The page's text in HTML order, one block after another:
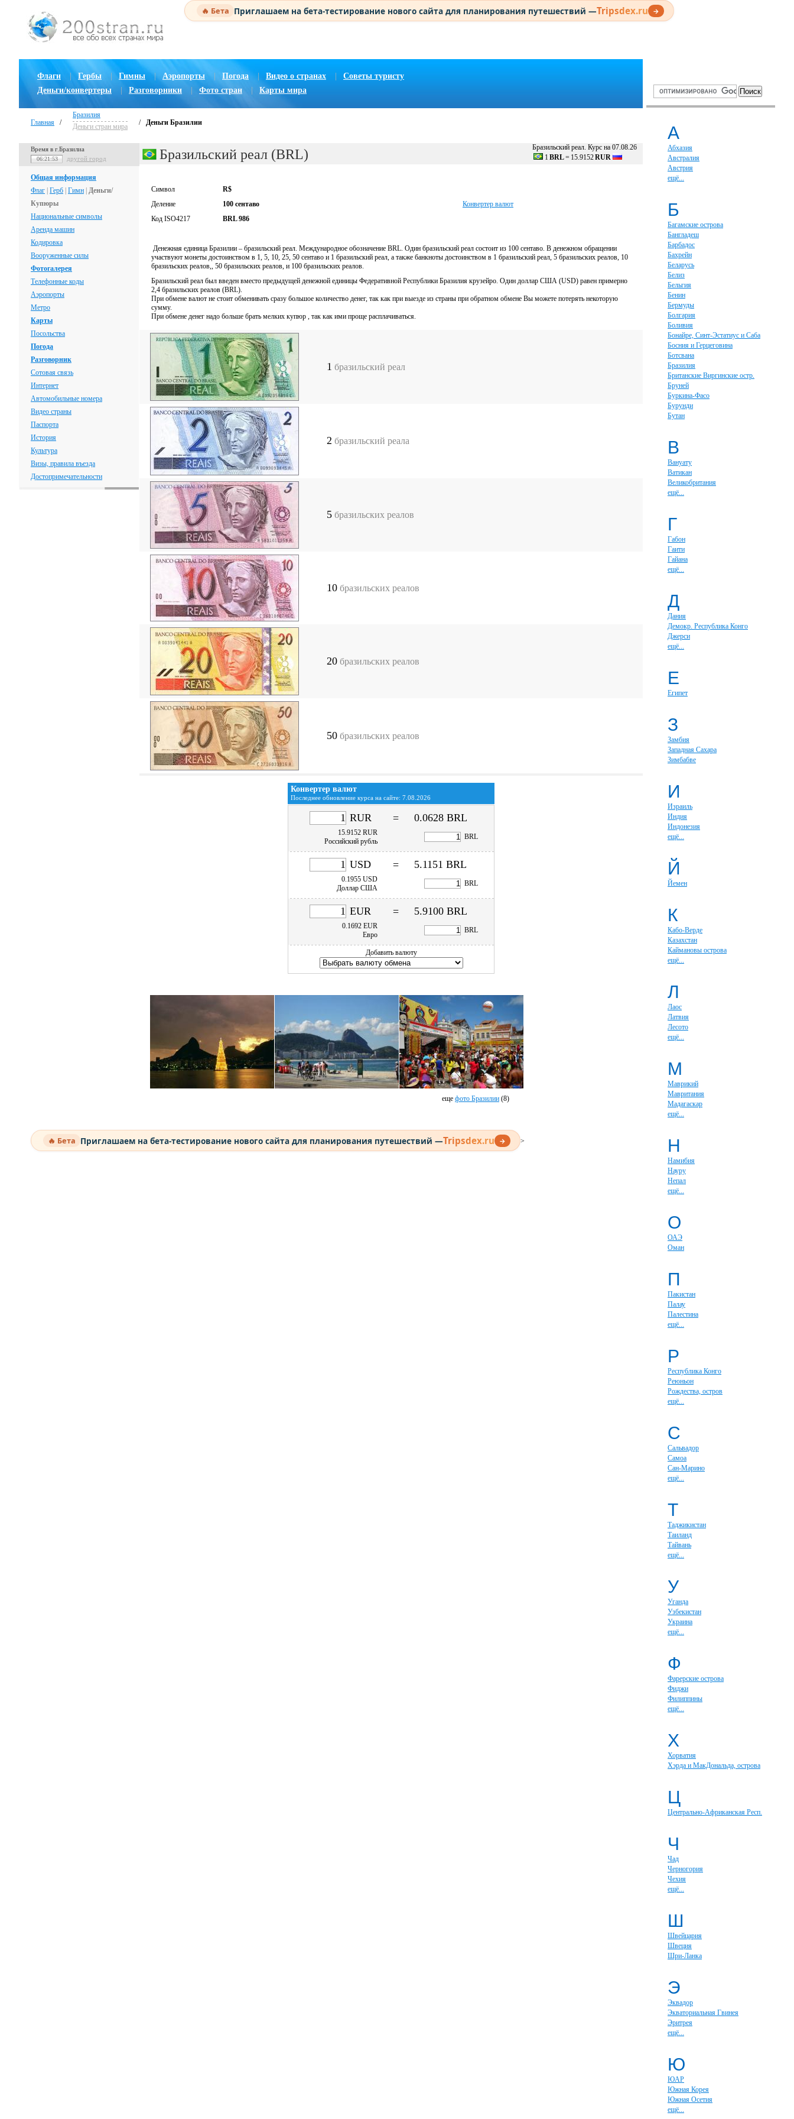
🔥 Бета Приглашаем на бета-тестирование нового сайта для планирования путешествий —Tripsdex.ru →
Флаги Гербы Гимны | Аэропорты Погода | Видео о странах
Советы туристу
Деньги/конвертеры
Разговорники Фото стран Карты мира
Главная /
Бразилия
Деньги стран мира
/ Деньги Бразилии
Время в г.Бразилиа
06:21:54 другой город
Общая информация
Флаг Герб Гимн Деньги/
Купюры
Национальные символы
Аренда машин
Кодировка
Вооруженные силы
Фотогалерея
Телефонные коды
Аэропорты
Метро
Карты
Посольства
Погода
Разговорник
Сотовая связь
Интернет
Автомобильные номера
Видео страны
Паспорта
История
Культура
Визы, правила въезда
Достопримечательности
Бразильский реал. Курс на 07.08.26
1 BRL= 15.9152RUR
Бразильский реал (BRL)
Символ
R$
Конвертер валют
Деление
100 сентаво
Код ISO4217
BRL 986
Денежная единица Бразилии – бразильский реал. Международное обозначение BRL. Один бразильский реал состоит из 100 сентаво. В денежном обращении
участвуют монеты достоинством в 1, 5, 10, 25, 50 сентаво и 1 бразильский реал, а также банкноты достоинством в 1 бразильский реал, 5 бразильских реалов, 10
бразильских реалов,, 50 бразильских реалов, и 100 бразильских реалов.
Бразильский реал был введен вместо предыдущей денежной единицы Федеративной Республики Бразилия крузейро. Один доллар США (USD) равен примерно
2,4 бразильских реалов (BRL).
При обмене валют не стоит обменивать сразу большое количество денег, так как при выезде из страны при обратном обмене Вы можете потерять некоторую
сумму.
При обмене денег надо больше брать мелких купюр , так как ими проще расплачиваться.
1 бразильский реал
2 бразильский реала
5 бразильских реалов
10 бразильских реалов
20 бразильских реалов
50 бразильских реалов
Конвертер валют
Последнее обновление курса на сайте: 7.08.2026
RUR = 0.0628 BRL
15.9152 RUR
Российский рубль
BRL
USD = 5.1151 BRL
0.1955 USD
Доллар США
BRL
EUR = 5.9100 BRL
0.1692 EUR
Евро
BRL
Добавить валюту
еще фото Бразилии (8)
🔥 Бета Приглашаем на бета-тестирование нового сайта для планирования путешествий —Tripsdex.ru → >
А
Абхазия
Австралия
Австрия
ещё...
Б
Багамские острова
Бангладеш
Барбадос
Бахрейн
Беларусь
Белиз
Бельгия
Бенин
Бермуды
Болгария
Боливия
Бонайре, Синт-Эстатиус и Саба
Босния и Герцеговина
Ботсвана
Бразилия
Британские Виргинские остр.
Бруней
Буркина-Фасо
Бурунди
Бутан
В
Вануату
Ватикан
Великобритания
ещё...
Г
Габон
Гаити
Гайана
ещё...
Д
Дания
Демокр. Республика Конго
Джерси
ещё...
Е
Египет
З
Замбия
Западная Сахара
Зимбабве
И
Израиль
Индия
Индонезия
ещё...
Й
Йемен
К
Кабо-Верде
Казахстан
Каймановы острова
ещё...
Л
Лаос
Латвия
Лесото
ещё...
М
Маврикий
Мавритания
Мадагаскар
ещё...
Н
Намибия
Науру
Непал
ещё...
О
ОАЭ
Оман
П
Пакистан
Палау
Палестина
ещё...
Р
Республика Конго
Реюньон
Рождества, остров
ещё...
С
Сальвадор
Самоа
Сан-Марино
ещё...
Т
Таджикистан
Таиланд
Тайвань
ещё...
У
Уганда
Узбекистан
Украина
ещё...
Ф
Фарерские острова
Фиджи
Филиппины
ещё...
Х
Хорватия
Хэрда и МакДональда, острова
Ц
Центрально-Африканская Респ.
Ч
Чад
Черногория
Чехия
ещё...
Ш
Швейцария
Швеция
Шри-Ланка
Э
Эквадор
Экваториальная Гвинея
Эритрея
ещё...
Ю
ЮАР
Южная Корея
Южная Осетия
ещё...